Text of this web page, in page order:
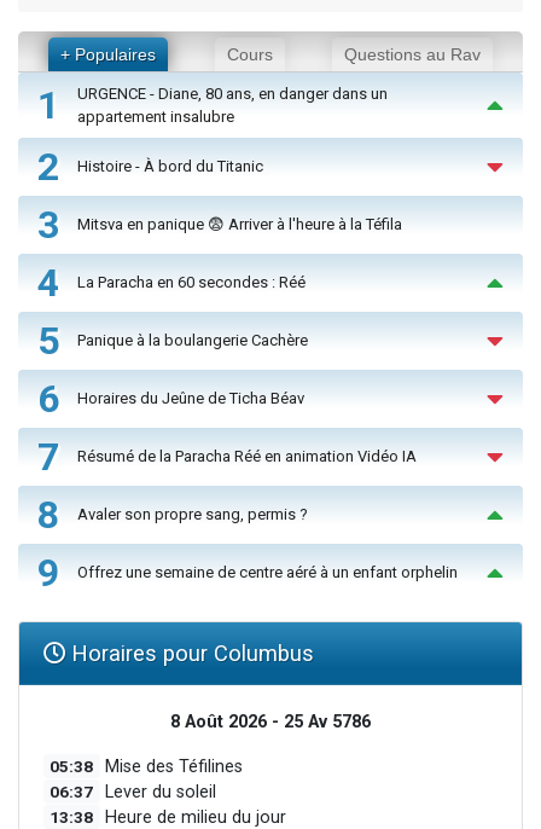
+ Populaires Cours Questions au Rav
1
URGENCE - Diane, 80 ans, en danger dans un
appartement insalubre
2 Histoire - À bord du Titanic
3 Mitsva en panique 😨 Arriver à l'heure à la Téfila
4 La Paracha en 60 secondes : Réé
5 Panique à la boulangerie Cachère
6 Horaires du Jeûne de Ticha Béav
7 Résumé de la Paracha Réé en animation Vidéo IA
8 Avaler son propre sang, permis ?
9 Offrez une semaine de centre aéré à un enfant orphelin
Horaires pour Columbus
8 Août 2026 - 25 Av 5786
05:38 Mise des Téfilines
06:37 Lever du soleil
13:38 Heure de milieu du jour